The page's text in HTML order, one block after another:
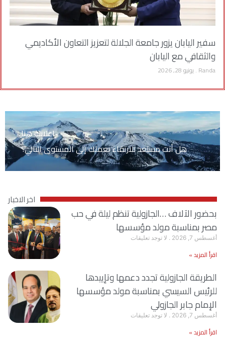
سفير اليابان يزور جامعة الجلالة لتعزيز التعاون الأكاديمي
والثقافي مع اليابان
Randa يونيو 28, 2026
اعلانك هنا
هل أنت مستعد للارتقاء بعملك إلى المستوى التالي؟
اخر الاخبار
بحضور الآلاف …الجازولية تنظم ليلة في حب
مصر بمناسبة مولد مؤسسها
أغسطس 7, 2026 لا توجد تعليقات
اقرأ المزيد »
الطريقة الجازولية تجدد دعمها وتإييدها
للرئيس السيسي بمناسبة مولد مؤسسها
الإمام جابر الجازولي
أغسطس 7, 2026 لا توجد تعليقات
اقرأ المزيد »